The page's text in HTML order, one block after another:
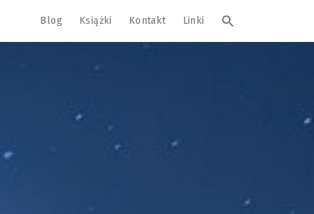
Blog Książki Kontakt Linki